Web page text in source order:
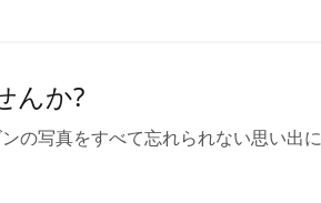
んか?
の写真をすべて忘れられない思い出